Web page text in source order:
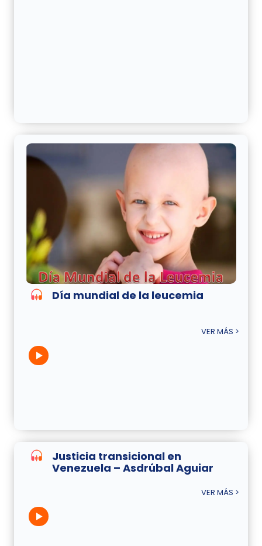
Día mundial de la leucemia
VER MÁS >
Justicia transicional en
Venezuela – Asdrúbal Aguiar
VER MÁS >